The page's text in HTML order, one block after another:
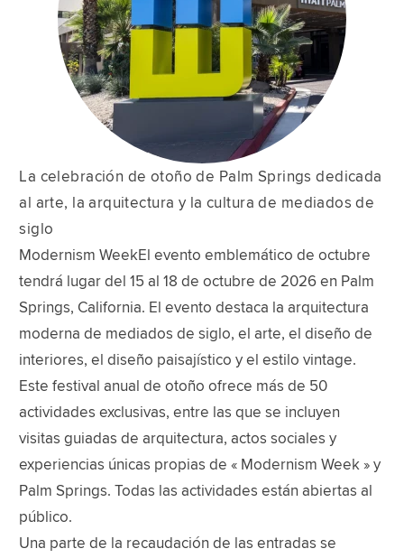
La celebración de otoño de Palm Springs dedicada
al arte, la arquitectura y la cultura de mediados de
siglo
Modernism WeekEl evento emblemático de octubre
tendrá lugar del 15 al 18 de octubre de 2026 en Palm
Springs, California. El evento destaca la arquitectura
moderna de mediados de siglo, el arte, el diseño de
interiores, el diseño paisajístico y el estilo vintage.
Este festival anual de otoño ofrece más de 50
actividades exclusivas, entre las que se incluyen
visitas guiadas de arquitectura, actos sociales y
experiencias únicas propias de « Modernism Week » y
Palm Springs. Todas las actividades están abiertas al
público.
Una parte de la recaudación de las entradas se